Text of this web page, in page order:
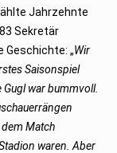
Jahrzehnte
Sekretär
Geschichte: „Wir
Saisonspiel
war bummvoll.
Match
waren. Aber